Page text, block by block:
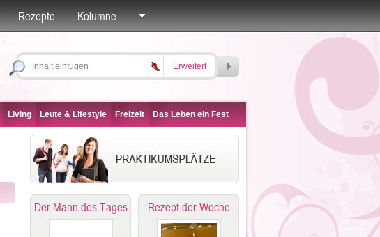
Rezepte Kolumne
Erweitert
Living Leute & Lifestyle Freizeit Das Leben ein Fest
Der Mann des Tages Rezept der Woche